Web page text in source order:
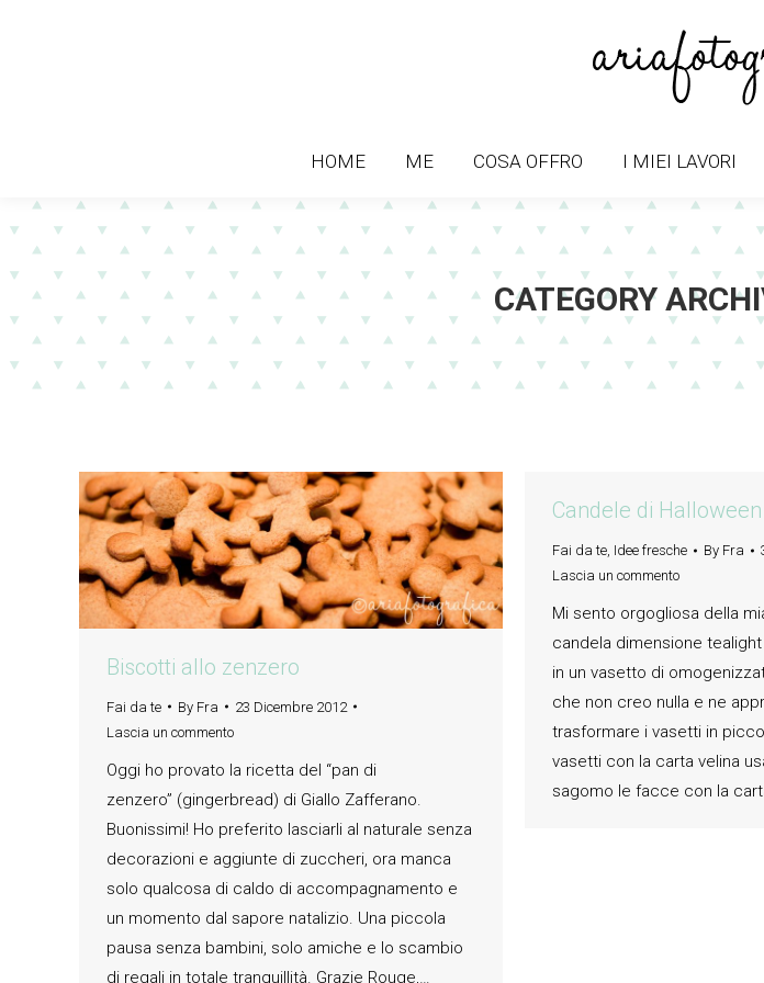
HOME ME COSA OFFRO I MIEI LAVORI
CATEGORY
Biscotti allo zenzero
Fai da te By Fra
23 Dicembre 2012
Lascia un commento
Oggi ho provato la ricetta del “pan di
zenzero” (gingerbread) di Giallo Zafferano.
Buonissimi! Ho preferito lasciarli al naturale senza
decorazioni e aggiunte di zuccheri, ora manca
solo qualcosa di caldo di accompagnamento e
un momento dal sapore natalizio. Una piccola
pausa senza bambini, solo amiche e lo scambio
di regali in totale tranquillità. Grazie Rouge,…
Candele di
Fai da te, Idee fresche By Fra
Lascia un commento
Mi sento orgogliosa della
candela dimensione
in un vasetto di
che non creo nulla e ne
trasformare i vasetti in
vasetti con la carta velina
sagomo le facce con la
I MIEI LAVORI